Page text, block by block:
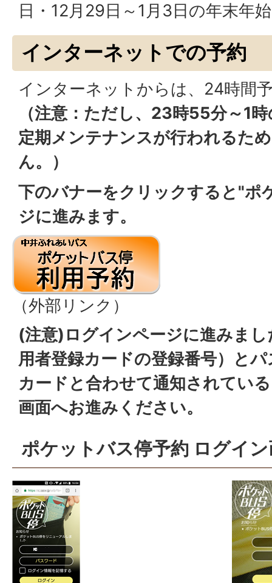
日・12月29日～1月3日の年末年
インターネットでの予約
インターネットからは、24時間
（注意：ただし、23時55分～1
定期メンテナンスが行われるた
ん。）
下のバナーをクリックすると"ポ
ジに進みます。
（外部リンク）
(注意)ログインページに進みま
用者登録カードの登録番号）と
カードと合わせて通知されてい
画面へお進みください。
ポケットバス停予約 ログイ